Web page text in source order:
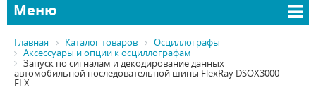
Меню
Главная Каталог товаров
Осциллографы
Аксессуары и опции к осциллографам
Запуск по сигналам и декодирование данных
автомобильной последовательной шины FlexRay DSOX3000-
FLX